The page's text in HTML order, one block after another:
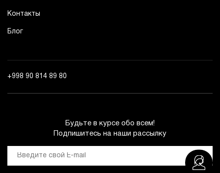
Контакты
Блог
+998 90 814 89 80
Будьте в курсе обо всем!
Подпишитесь на наши рассылку